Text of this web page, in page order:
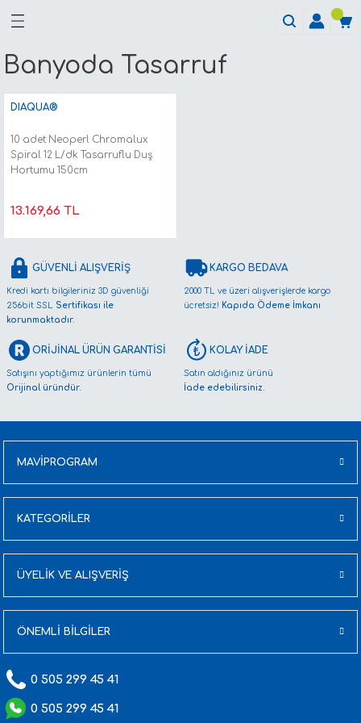
Banyoda Tasarruf
DIAQUA®
10 adet Neoperl Chromalux
Spiral 12 L/dk Tasarruflu Duş
Hortumu 150cm
13.169,66 TL
GÜVENLİ ALIŞVERİŞ
Kredi kartı bilgileriniz 3D güvenliği
256bit SSL Sertifikası ile
korunmaktadır.
KARGO BEDAVA
2000 TL ve üzeri alışverişlerde kargo
ücretsiz! Kapıda Ödeme İmkanı
ORİJİNAL ÜRÜN GARANTİSİ
Satışını yaptığımız ürünlerin tümü
Orijinal üründür.
KOLAY İADE
Satın aldığınız ürünü
İade edebilirsiniz.
MAVİPROGRAM
KATEGORİLER
ÜYELİK VE ALIŞVERİŞ
ÖNEMLİ BİLGİLER
0 505 299 45 41
0 505 299 45 41